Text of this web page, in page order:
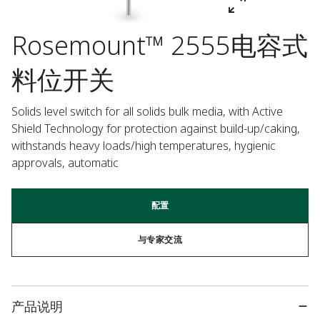
Rosemount™ 2555电容式
料位开关
Solids level switch for all solids bulk media, with Active
Shield Technology for protection against build-up/caking,
withstands heavy loads/high temperatures, hygienic
approvals, automatic
配置
与专家交流
产品说明